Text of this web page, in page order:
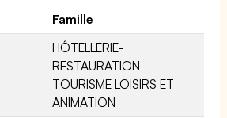
Famille
HÔTELLERIE-
RESTAURATION
TOURISME LOISIRS ET
ANIMATION